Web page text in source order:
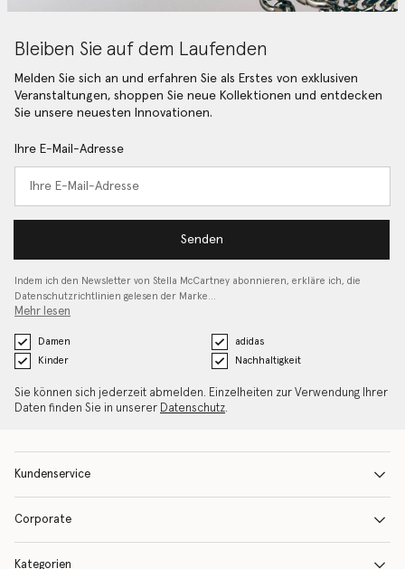
Bleiben Sie auf dem Laufenden
Melden Sie sich an und erfahren Sie als Erstes von exklusiven
Veranstaltungen, shoppen Sie neue Kollektionen und entdecken
Sie unsere neuesten Innovationen.
Ihre E-Mail-Adresse
Senden
Indem ich den Newsletter von Stella McCartney abonnieren, erkläre ich, die
Datenschutzrichtlinien gelesen der Marke…
Mehr lesen
Damen
adidas
Kinder
Nachhaltigkeit
Sie können sich jederzeit abmelden. Einzelheiten zur Verwendung Ihrer
Daten finden Sie in unserer Datenschutz.
Kundenservice
Corporate
Kategorien